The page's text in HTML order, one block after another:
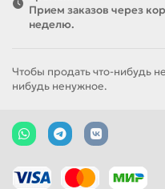
Прием заказов через
неделю.
Чтобы продать что-нибудь
нибудь ненужное.